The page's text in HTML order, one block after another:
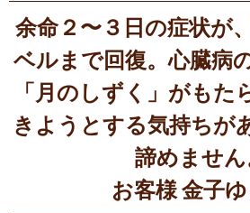
余命２〜３日の症状が、問題のないレ
ベルまで回復。心臓病
「月のしずく」がもた
きようとする気持ちが
諦めません
お客様 金子